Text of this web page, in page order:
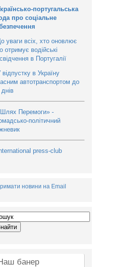
португальська
про соціальне
уваги всіх, хто оновлює
отримує водійські
в Португалії
відпустку в Україну
автотранспортом до
Перемоги» -
політичний
press-club
новини на Email
банер